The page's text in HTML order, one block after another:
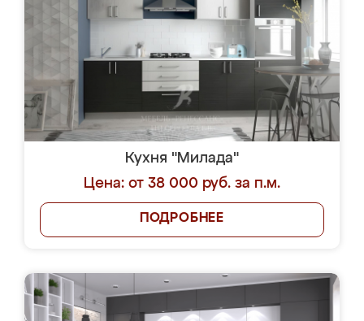
Кухня "Милада"
Цена: от 38 000 руб. за п.м.
ПОДРОБНЕЕ